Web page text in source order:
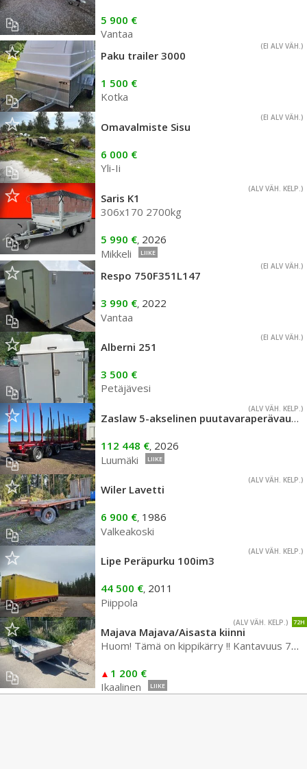
5 900 €
Vantaa
(EI ALV VÄH.)
Paku trailer 3000
1 500 €
Kotka
(EI ALV VÄH.)
Omavalmiste Sisu
6 000 €
Yli-Ii
(ALV VÄH. KELP.)
Saris K1
306x170 2700kg
5 990 €, 2026
Mikkeli
LIIKE
(EI ALV VÄH.)
Respo 750F351L147
3 990 €, 2022
Vantaa
(EI ALV VÄH.)
Alberni 251
3 500 €
Petäjävesi
(ALV VÄH. KELP.)
Zaslaw 5-akselinen puutavaraperävaunu
112 448 €, 2026
Luumäki
LIIKE
(ALV VÄH. KELP.)
Wiler Lavetti
6 900 €, 1986
Valkeakoski
(ALV VÄH. KELP.)
Lipe Peräpurku 100im3
44 500 €, 2011
Piippola
72H
(ALV VÄH. KELP.)
Majava Majava/Aisasta kiinni
Huom! Tämä on kippikärry !! Kantavuus 750kg. Mitat 330/150/30
1 200 €
Ikaalinen
LIIKE